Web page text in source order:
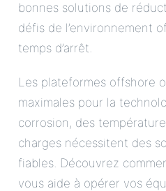
bonnes solutions de
défis de l’environnement
temps d’arrêt.
Les plateformes offshore
maximales pour la
corrosion, des
charges nécessitent des
fiables. Découvrez
vous aide à opérer vos